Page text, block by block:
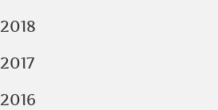
2018
2017
2016